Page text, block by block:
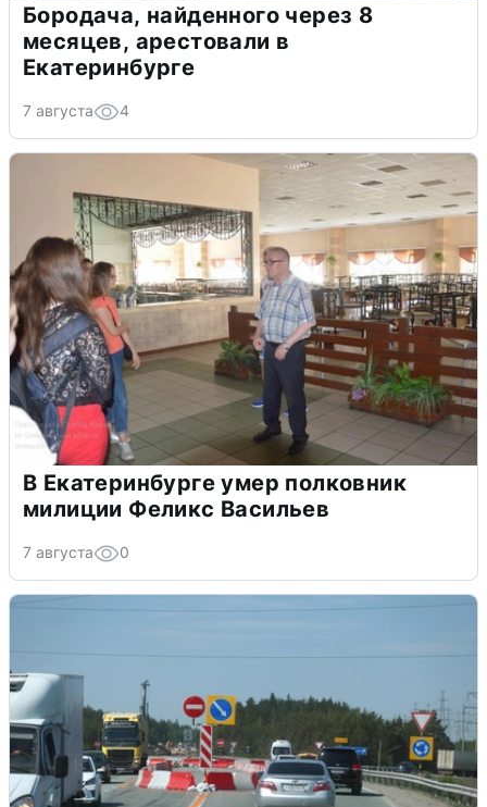
Бородача, найденного через 8
месяцев, арестовали в
Екатеринбурге
7 августа 4
В Екатеринбурге умер полковник
милиции Феликс Васильев
7 августа 0